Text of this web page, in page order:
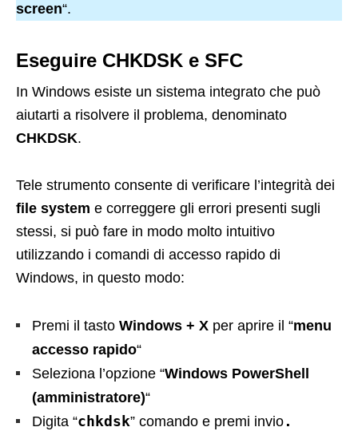
screen“.
Eseguire CHKDSK e SFC
In Windows esiste un sistema integrato che può
aiutarti a risolvere il problema, denominato
CHKDSK.
Tele strumento consente di verificare l’integrità dei
file system e correggere gli errori presenti sugli
stessi, si può fare in modo molto intuitivo
utilizzando i comandi di accesso rapido di
Windows, in questo modo:
Premi il tasto Windows + X per aprire il “menu
accesso rapido“
Seleziona l’opzione “Windows PowerShell
(amministratore)“
Digita “chkdsk” comando e premi invio .